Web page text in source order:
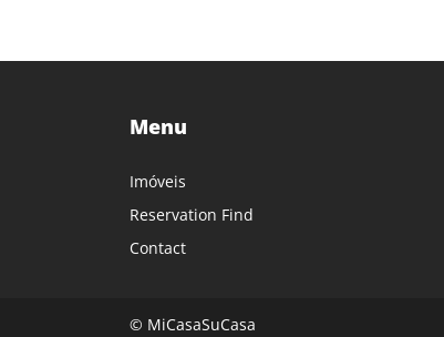
Menu
Imóveis
Reservation Find
Contact
© MiCasaSuCasa